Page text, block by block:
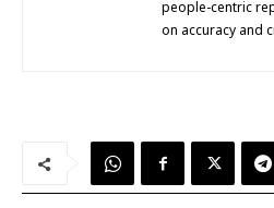
people-centric
on accuracy and